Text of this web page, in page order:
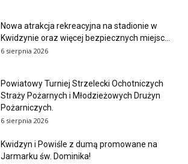
Nowa atrakcja rekreacyjna na stadionie w
Kwidzynie oraz więcej bezpiecznych miejsc...
6 sierpnia 2026
Powiatowy Turniej Strzelecki Ochotniczych
Straży Pożarnych i Młodzieżowych Drużyn
Pożarniczych.
6 sierpnia 2026
Kwidzyn i Powiśle z dumą promowane na
Jarmarku św. Dominika!